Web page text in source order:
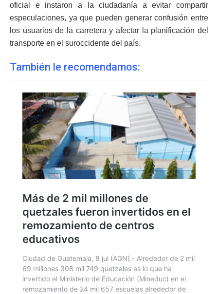
oficial e instaron a la ciudadanía a evitar compartir
especulaciones, ya que pueden generar confusión entre
los usuarios de la carretera y afectar la planificación del
transporte en el suroccidente del país.
También le recomendamos: